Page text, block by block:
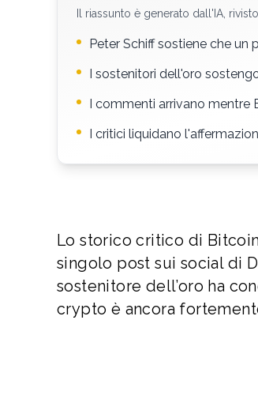
Il riassunto è generato dall'IA,
Peter Schiff sostiene che
I sostenitori dell'oro
I commenti arrivano mentre
I critici liquidano
Lo storico critico di
singolo post sui social di
sostenitore dell’oro ha
crypto è ancora